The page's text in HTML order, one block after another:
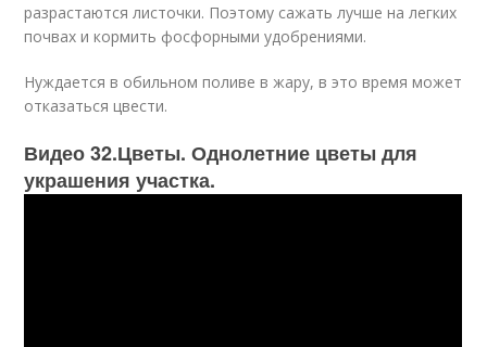
разрастаются листочки. Поэтому сажать лучше на легких
почвах и кормить фосфорными удобрениями.
Нуждается в обильном поливе в жару, в это время может
отказаться цвести.
Видео 32.Цветы. Однолетние цветы для
украшения участка.